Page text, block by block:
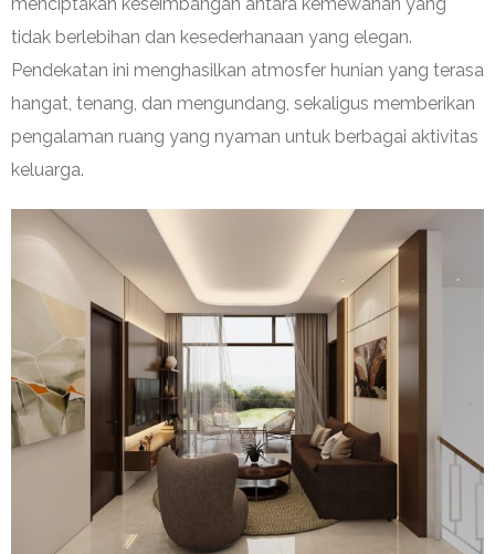
tidak berlebihan dan kesederhanaan yang elegan.
Pendekatan ini menghasilkan atmosfer hunian yang terasa
hangat, tenang, dan mengundang, sekaligus memberikan
pengalaman ruang yang nyaman untuk berbagai aktivitas
keluarga.